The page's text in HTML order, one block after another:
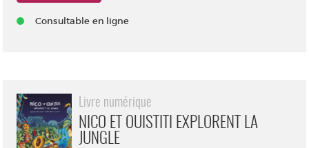
Consultable en ligne
Livre numérique
NICO ET OUISTITI EXPLORENT LA
JUNGLE